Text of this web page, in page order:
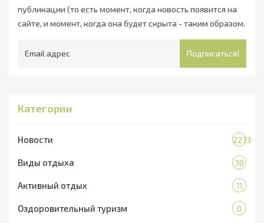
публикации (то есть момент, когда новость появится на
сайте, и момент, когда она будет скрыта - таким образом.
Подписаться!
Категории
Новости 2273
Виды отдыха 30
Активный отдых 11
Оздоровительный туризм 0